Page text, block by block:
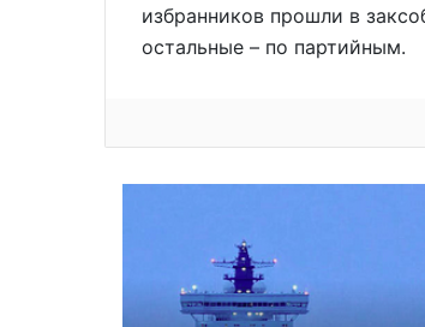
избранников прошли в
остальные – по партийным.